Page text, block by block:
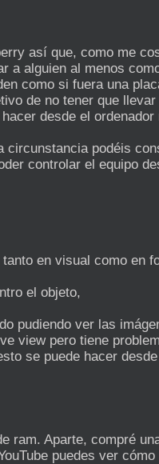
así que, como me
a alguien al menos
como si fuera una
de no tener que
desde el ordenador
circunstancia podéis
controlar el equipo
en visual como en
el objeto,
pudiendo ver las
view pero tiene
se puede hacer
ram. Aparte, compré
puedes ver